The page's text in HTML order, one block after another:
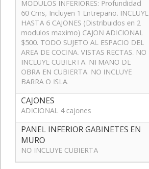
MODULOS INFERIORES: Profundidad
60 Cms, Incluyen 1 Entrepaño. INCLUYE
HASTA 6 CAJONES (Distribuidos en 2
modulos maximo) CAJON ADICIONAL
$500. TODO SUJETO AL ESPACIO DEL
AREA DE COCINA. VISTAS RECTAS. NO
INCLUYE CUBIERTA. NI MANO DE
OBRA EN CUBIERTA. NO INCLUYE
BARRA O ISLA.
CAJONES
ADICIONAL 4 cajones
PANEL INFERIOR GABINETES EN
MURO
NO INCLUYE CUBIERTA